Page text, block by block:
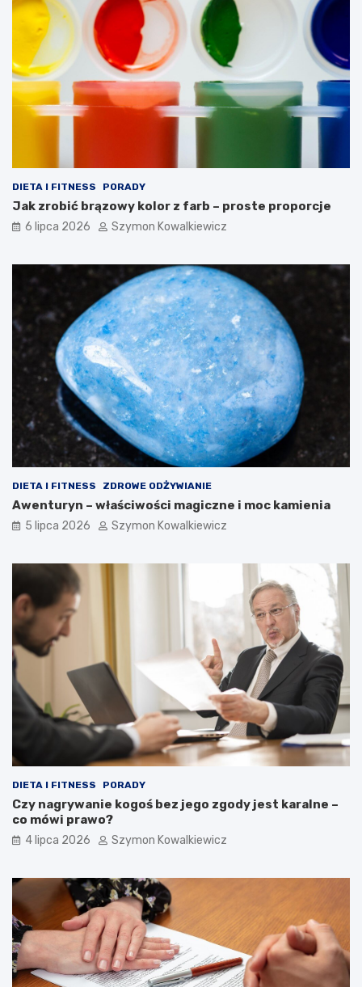
DIETA I FITNESS PORADY
Jak zrobić brązowy kolor z farb – proste proporcje
6 lipca 2026 Szymon Kowalkiewicz
DIETA I FITNESS ZDROWE ODŻYWIANIE
Awenturyn – właściwości magiczne i moc kamienia
5 lipca 2026 Szymon Kowalkiewicz
DIETA I FITNESS PORADY
Czy nagrywanie kogoś bez jego zgody jest karalne –
co mówi prawo?
4 lipca 2026 Szymon Kowalkiewicz